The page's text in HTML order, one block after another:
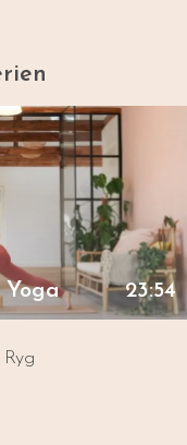
Yoga 23:54